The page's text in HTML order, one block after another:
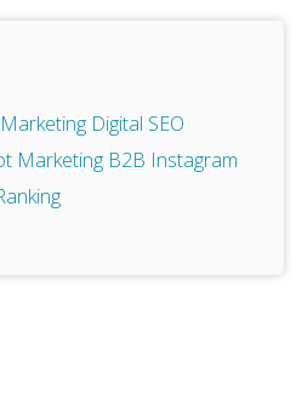
Marketing Digital SEO
Marketing B2B Instagram